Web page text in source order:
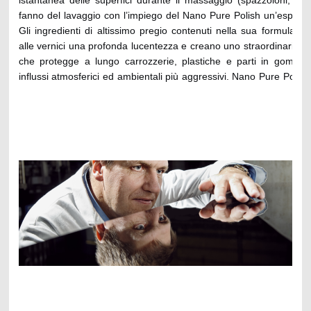
fanno del lavaggio con l’impiego del Nano Pure Polish
Gli ingredienti di altissimo pregio contenuti nella sua formula
alle vernici una profonda lucentezza e creano uno straordinario
che protegge a lungo carrozzerie, plastiche e parti in
influssi atmosferici ed ambientali più aggressivi. Nano Pure
tempo. Approvato dalla Daimler- Mercedes, dal gruppo
quello BMW-Mini. Perfettamente compatibile con impianti di
biologico delle acque industriali. Conforme ai requisiti VDA, classe
Suggerimenti per l'applicazione:
Applicare puro tramite pompa dosatrice; dosaggio
finiture a specchio: 5-15 ml/auto; regolare la compattezza